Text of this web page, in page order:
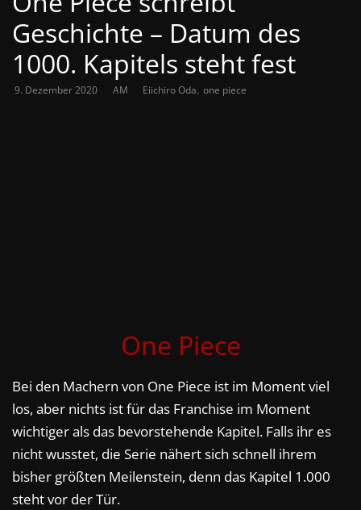
Geschichte – Datum des
1000. Kapitels steht fest
9. Dezember 2020 AM Eiichiro Oda, one piece
One Piece
Bei den Machern von One Piece ist im Moment viel
los, aber nichts ist für das Franchise im Moment
wichtiger als das bevorstehende Kapitel. Falls ihr es
nicht wusstet, die Serie nähert sich schnell ihrem
bisher größten Meilenstein, denn das Kapitel 1.000
steht vor der Tür.